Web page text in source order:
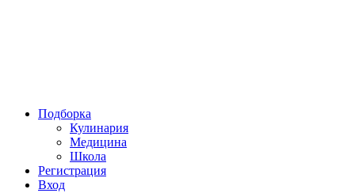
Подборка
Кулинария
Медицина
Школа
Регистрация
Вход